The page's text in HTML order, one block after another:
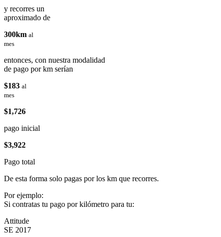
y recorres un
aproximado de
300km al
mes
entonces, con nuestra modalidad
de pago por km serían
$183 al
mes
$1,726
pago inicial
$3,922
Pago total
De esta forma solo pagas por los km que recorres.
Por ejemplo:
Si contratas tu pago por kilómetro para tu:
Attitude
SE 2017